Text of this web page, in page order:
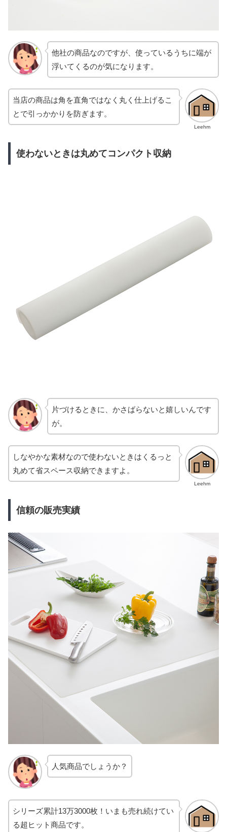
他社の商品なのですが、使っているうちに端が
浮いてくるのが気になります。
Leehm
当店の商品は角を直角ではなく丸く仕上げるこ
とで引っかかりを防ぎます。
使わないときは丸めてコンパクト収納
片づけるときに、かさばらないと嬉しいんです
が。
Leehm
しなやかな素材なので使わないときはくるっと
丸めて省スペース収納できますよ。
信頼の販売実績
人気商品でしょうか？
シリーズ累計13万3000枚！いまも売れ続けてい
る超ヒット商品です。